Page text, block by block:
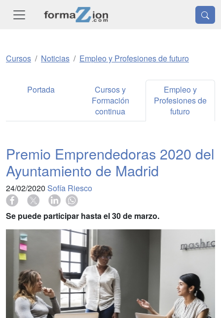
Cursos Noticias Empleo y Profesiones de futuro
Portada
Cursos y
Formación
continua
Empleo y
Profesiones de
futuro
Premio Emprendedoras 2020 del
Ayuntamiento de Madrid
24/02/2020 Sofía Riesco
Se puede participar hasta el 30 de marzo.